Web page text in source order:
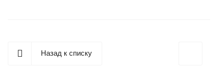
Назад к списку